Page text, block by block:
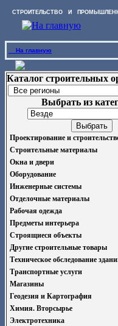
СТРОИТЕЛЬСТВО И
На главную
Каталог строительных
Выбрать из
Проектирование и
Строительные материалы
Окна и двери
Оборудование
Инженерные системы
Отделочные материалы
Рабочая одежда
Предметы интерьера
Строящиеся объекты
Другие строительные товары
Техническое обследование
Транспортные услуги
Магазины
Геодезия и Картография
Химия. Вторсырье
Электротехника